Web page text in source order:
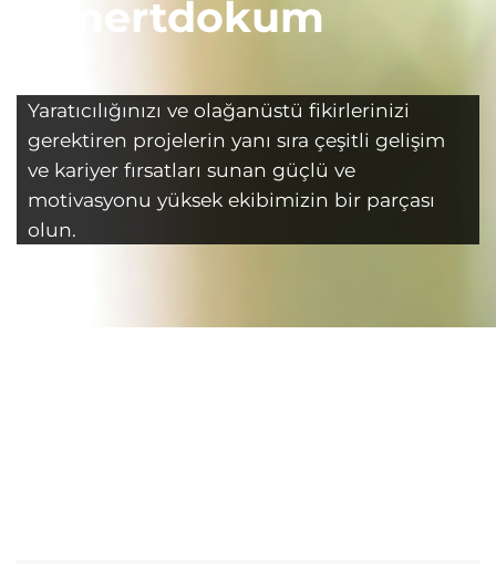
@mertdokum
Yaratıcılığınızı ve olağanüstü fikirlerinizi
gerektiren projelerin yanı sıra çeşitli gelişim
ve kariyer fırsatları sunan güçlü ve
motivasyonu yüksek ekibimizin bir parçası
olun.